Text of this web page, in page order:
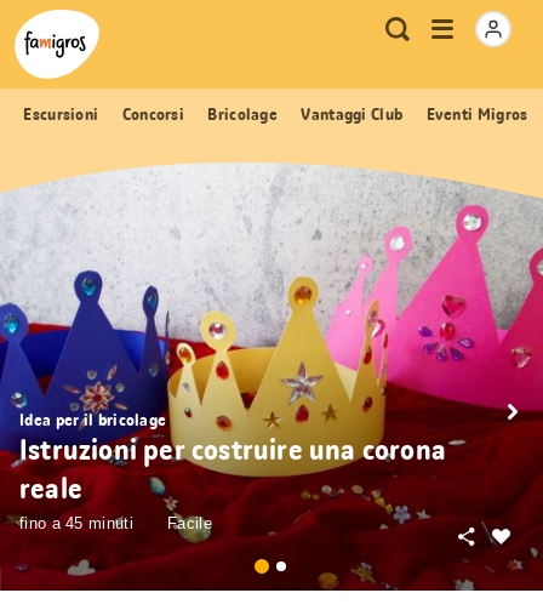
Navigazione
segnalibri
Header
Logo Metanavigazione
Ricerca
Apri
menu
Escursioni Concorsi Bricolage Vantaggi Club Eventi Migros
Idea per il bricolage
Istruzioni per costruire una corona
reale
fino a 45 minuti
Facile
Mi
piace
Condividi